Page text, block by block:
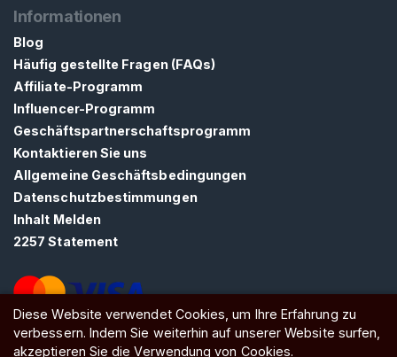
Informationen
Blog
Häufig gestellte Fragen (FAQs)
Affiliate-Programm
Influencer-Programm
Geschäftspartnerschaftsprogramm
Kontaktieren Sie uns
Allgemeine Geschäftsbedingungen
Datenschutzbestimmungen
Inhalt Melden
2257 Statement
ATW Ltd, Essex, SS0 7EU, United Kingdom
Diese Website verwendet Cookies, um Ihre Erfahrung zu
verbessern. Indem Sie weiterhin auf unserer Website surfen,
akzeptieren Sie die Verwendung von Cookies.
s
y
K
e
u
s
c
h
h
e
i
F
e
m